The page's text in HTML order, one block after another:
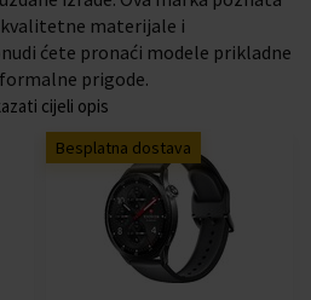
kvalitetne materijale i
ćete pronaći modele prikladne
prigode.
cijeli opis
Besplatna dostava